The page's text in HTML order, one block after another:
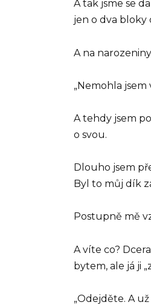
A tak jsme se
jen o dva bloky
A na
„Nemohla
A tehdy jsem
o svou.
Dlouho jsem
Byl to můj dík
Postupně mě
A víte co?
bytem, ale já ji
„Odejděte. A